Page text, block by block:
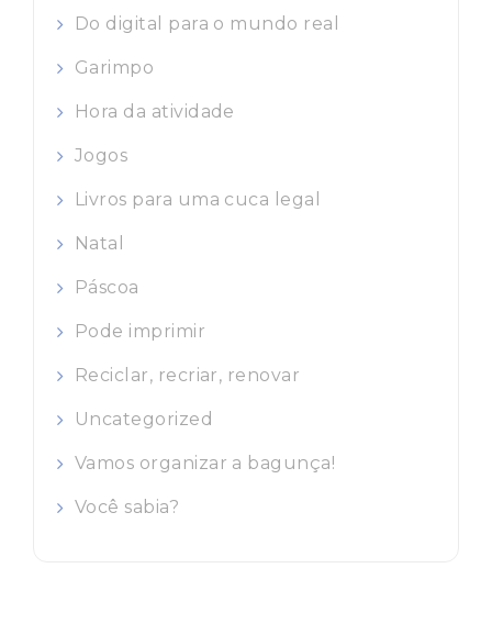
Do digital para o mundo real
Garimpo
Hora da atividade
Jogos
Livros para uma cuca legal
Natal
Páscoa
Pode imprimir
Reciclar, recriar, renovar
Uncategorized
Vamos organizar a bagunça!
Você sabia?